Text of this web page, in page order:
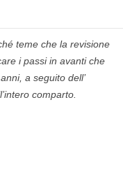
teme che la revisione
i passi in avanti che
a seguito dell’
comparto.